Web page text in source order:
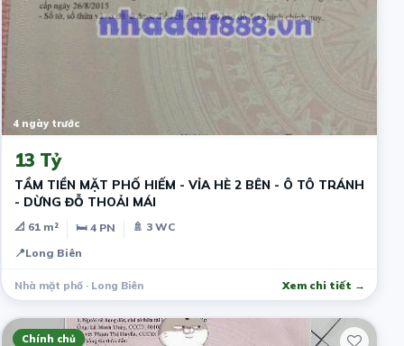
4 ngày trước
13 Tỷ
TẦM TIỀN MẶT PHỐ HIẾM - VỈA HÈ 2 BÊN - Ô TÔ TRÁNH
- DỪNG ĐỖ THOẢI MÁI
📐 61 m² 🛏 4 PN
🚿 3 WC
📍Long Biên
Nhà mặt phố · Long Biên Xem chi tiết →
Chính chủ